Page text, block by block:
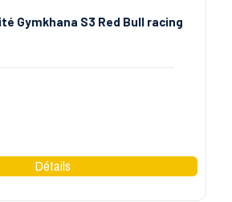
Gymkhana S3 Red Bull racing